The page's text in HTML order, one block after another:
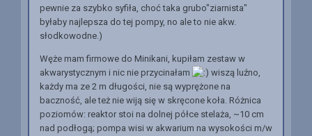
pewnie za szybko syfiła, choć taka grubo"ziarnista"
byłaby najlepsza do tej pompy, no ale to nie akw.
słodkowodne.)
Węże mam firmowe do Minikani, kupiłam zestaw w
akwarystycznym i nic nie przycinałam
wiszą luźno,
każdy ma ze 2 m długości, nie są wyprężone na
baczność, ale też nie wiją się w skręcone koła. Różnica
poziomów: reaktor stoi na dolnej półce stelaża, ~10 cm
nad podłogą; pompa wisi w akwarium na wysokości m/w